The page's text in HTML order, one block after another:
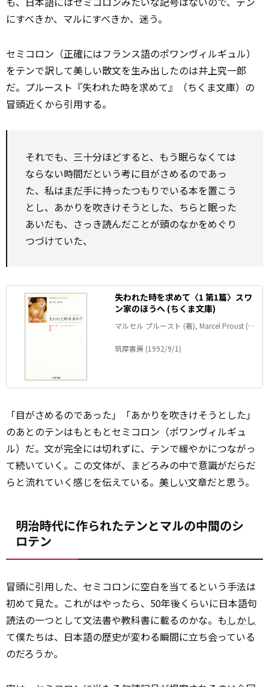
にすべきか、マルにすべきか、迷う。
セミコロン（正確にはフランス語のポワンヴィルギュル）
をテンで訳して美しい散文を生み出したのは井上究一郎
だ。プルースト『失われた時を求めて』（ちくま文庫）の
冒頭近くから引用する。
それでも、三十分ほどすると、もう眠らなくては
ならない時間だという考に目がさめるのであっ
た、私はまだ手に持ったつもりでいる本を置こう
とし、あかりを吹きけそうとした、ちらと眠った
あいだも、さっき読んだことが頭のなかをめぐり
つづけていた、
失われた時を求めて〈1 第1篇〉スワ
ン家のほうへ (ちくま文庫)
マルセル プルースト (著), Marcel Proust (原
筑摩書房 (1992/9/1)
「目がさめるのであった」「あかりを吹きけそうとした」
のあとのテンはもともとセミコロン（ポワンヴィルギュ
ル）だ。文が完全には切れずに、テンで緩やかにつながっ
て続いていく。この文体が、まどろみの中で意識がだらだ
らと流れていく感じを伝えている。 美しい文章だと思う。
明治時代に作られたテンとマルの中間のシ
ロテン
冒頭に引用した、セミコロンに空白を当てるという手法は
初めて見た。これがはやったら、50年後くらいに日本語句
読法の一つとして文法書や教科書に載るのかな。も しかし
て僕たちは、日本語の歴史が変わる瞬間に立ち会っている
のだろうか。